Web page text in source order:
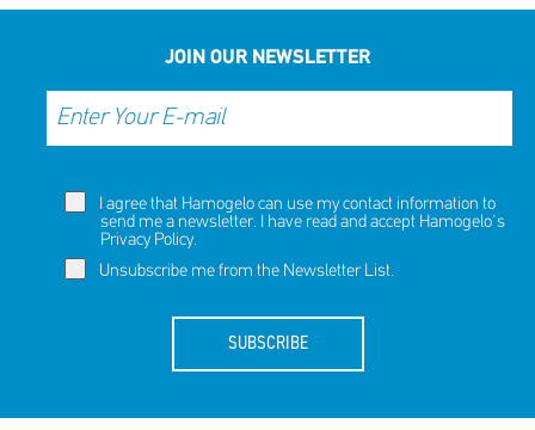
JOIN OUR NEWSLETTER
I agree that Hamogelo can use my contact information to
send me a newsletter. I have read and accept Hamogelo's
Privacy Policy.
Unsubscribe me from the Newsletter List.
SUBSCRIBE